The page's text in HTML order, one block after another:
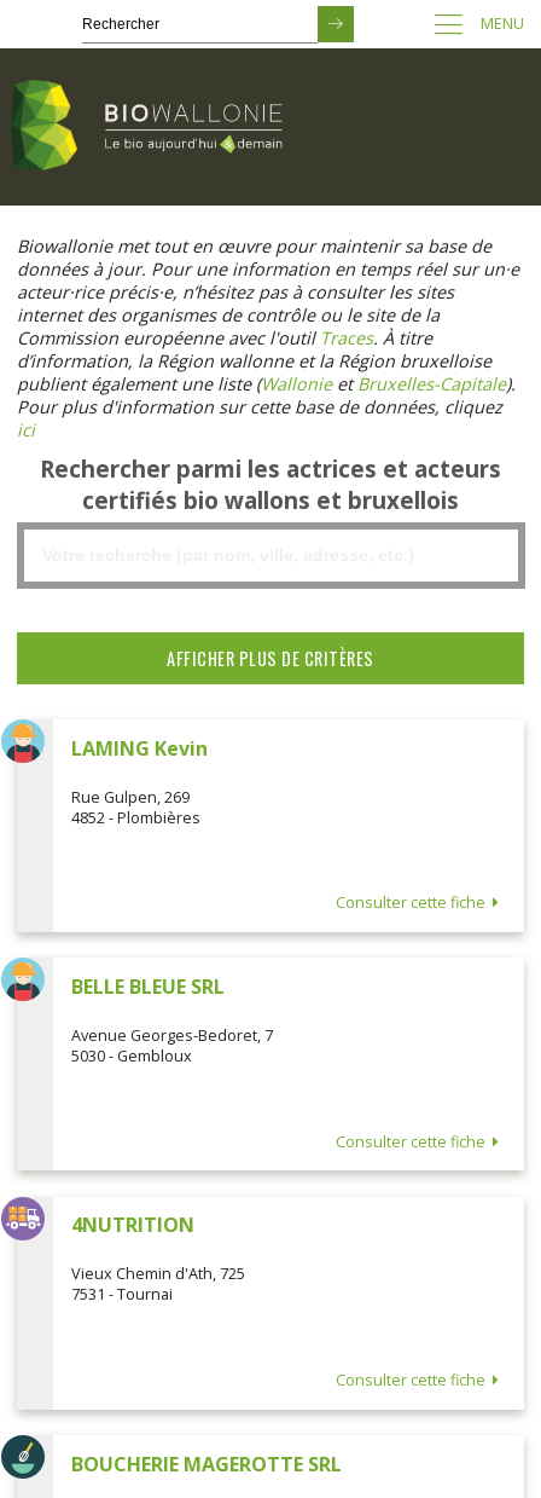
contenu
principal
MENU
Biowallonie met tout en œuvre pour maintenir sa base de
données à jour. Pour une information en temps réel sur un·e
acteur·rice précis·e, n’hésitez pas à consulter les sites
internet des organismes de contrôle ou le site de la
Commission européenne avec l'outil Traces. À titre
d’information, la Région wallonne et la Région bruxelloise
publient également une liste (WallonieetBruxelles-Capitale).
Pour plus d'information sur cette base de données, cliquez
ici
Rechercher parmi les actrices et acteurs
certifiés bio wallons et bruxellois
LAMING Kevin
Rue Gulpen, 269
4852 - Plombières
Consulter cette fiche
BELLE BLEUE SRL
Avenue Georges-Bedoret, 7
5030 - Gembloux
Consulter cette fiche
4NUTRITION
Vieux Chemin d'Ath, 725
7531 - Tournai
Consulter cette fiche
BOUCHERIE MAGEROTTE SRL
AFFICHER PLUS DE CRITÈRES